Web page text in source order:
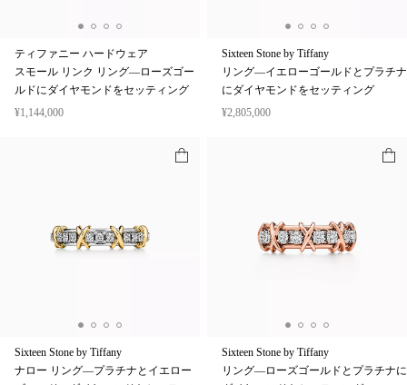
ティファニー ハードウェア
スモール リンク リング—ローズゴー
ルドにダイヤモンドをセッティング
¥1,144,000
Sixteen Stone by Tiffany
リング—イエローゴールドとプラチナ
にダイヤモンドをセッティング
¥2,805,000
Sixteen Stone by Tiffany
ナロー リング—プラチナとイエロー
Sixteen Stone by Tiffany
リング—ローズゴールドとプラチナに